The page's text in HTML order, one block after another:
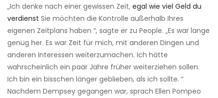
„Ich denke nach einer gewissen Zeit, egal wie viel Geld du
verdienst Sie möchten die Kontrolle außerhalb Ihres
eigenen Zeitplans haben “, sagte er zu People. „Es war lange
genug her. Es war Zeit für mich, mit anderen Dingen und
anderen Interessen weiterzumachen. Ich hätte
wahrscheinlich ein paar Jahre früher weiterziehen sollen.
Ich bin ein bisschen länger geblieben, als ich sollte. “
Nachdem Dempsey gegangen war, sprach Ellen Pompeo